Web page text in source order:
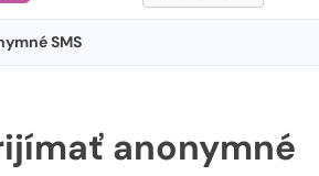
SMS
anonymné